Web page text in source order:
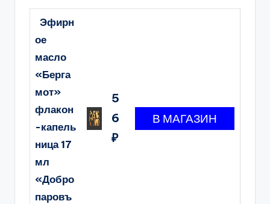
Эфирн
ое
масло
«Берга
мот»
флакон
-капель
ница 17
мл
«Добро
паровъ
5
6
₽